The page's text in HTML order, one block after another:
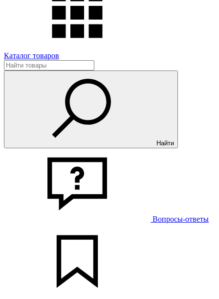
Каталог товаров
Найти
Вопросы-ответы